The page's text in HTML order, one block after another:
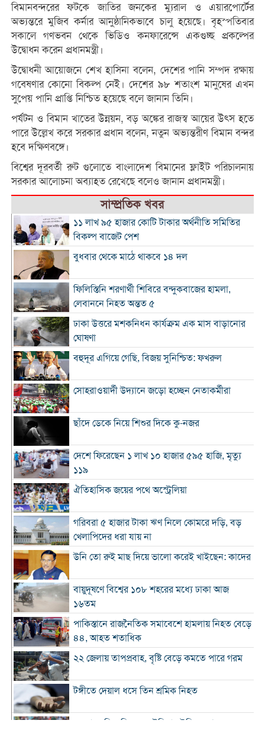
বিমানবন্দরের ফটকে জাতির জনকের ম্যুরাল ও এয়ারপোর্টের
অভ্যন্তরে মুজিব কর্নার আনুষ্ঠানিকভাবে চালু হয়েছে। বৃহস্পতিবার
সকালে গণভবন থেকে ভিডিও কনফারেন্সে একগুচ্ছ প্রকল্পের
উদ্বোধন করেন প্রধানমন্ত্রী।
উদ্বোধনী আয়োজনে শেখ হাসিনা বলেন, দেশের পানি সম্পদ রক্ষায়
গবেষণার কোনো বিকল্প নেই। দেশের ৯৮ শতাংশ মানুষের এখন
সুপেয় পানি প্রাপ্তি নিশ্চিত হয়েছে বলে জানান তিনি।
পর্যটন ও বিমান খাতের উন্নয়ন, বড় অঙ্কের রাজস্ব আয়ের উৎস হতে
পারে উল্লেখ করে সরকার প্রধান বলেন, নতুন অভ্যন্তরীণ বিমান বন্দর
হবে দক্ষিণবঙ্গে।
বিশ্বের দূরবর্তী রুট গুলোতে বাংলাদেশ বিমানের ফ্লাইট পরিচালনায়
সরকার আলোচনা অব্যাহত রেখেছে বলেও জানান প্রধানমন্ত্রী।
সাম্প্রতিক খবর
১১ লাখ ৯৫ হাজার কোটি টাকার অর্থনীতি সমিতির
বিকল্প বাজেট পেশ
বুধবার থেকে মাঠে থাকবে ১৪ দল
ফিলিস্তিনি শরণার্থী শিবিরে বন্দুকবাজের হামলা,
লেবাননে নিহত অন্তত ৫
ঢাকা উত্তরে মশকনিধন কার্যক্রম এক মাস বাড়ানোর
ঘোষণা
বহুদূর এগিয়ে গেছি, বিজয় সুনিশ্চিত: ফখরুল
সোহরাওয়ার্দী উদ্যানে জড়ো হচ্ছেন নেতাকর্মীরা
ছাঁদে ডেকে নিয়ে শিশুর দিকে কু-নজর
দেশে ফিরেছেন ১ লাখ ১০ হাজার ৫৯৫ হাজি, মৃত্যু
১১৯
ঐতিহাসিক জয়ের পথে অস্ট্রেলিয়া
গরিবরা ৫ হাজার টাকা ঋণ নিলে কোমরে দড়ি, বড়
খেলাপিদের ধরা যায় না
উনি তো রুই মাছ দিয়ে ভালো করেই খাইছেন: কাদের
বায়ুদূষণে বিশ্বের ১০৮ শহরের মধ্যে ঢাকা আজ
১৬তম
পাকিস্তানে রাজনৈতিক সমাবেশে হামলায় নিহত বেড়ে
৪৪, আহত শতাধিক
২২ জেলায় তাপপ্রবাহ, বৃষ্টি বেড়ে কমতে পারে গরম
টঙ্গীতে দেয়াল ধসে তিন শ্রমিক নিহত
১২ রানে লিড নিয়ে অস্ট্রেলিয়ার ইনিংস শেষ